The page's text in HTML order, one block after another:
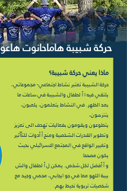
حركة شبيبة هاماحانوت
ماذا يعني حركة شبيبة؟
حركة الشبيبة تعتبر نشاط اجتماعي- مجموعاتي،
يلتقي فيه ا أ لطفال والشبيبةفي ساعات ما
بعد الظهر. في النشاط يتعلمون، يلعبون،
يتنزهون،
يتطوعون ويقومون بفعاليات تهدف الى تعزيز
وتطوير القدرات الشخصية ومنح أ أدوات للتأأثير
وتغيير الواقع في المجتمع الاسرائيلي بحيث
يكون مصححا
و أ أفضل لكل شخص. يمكن ل أ لطفال والش
بيبة اللهو معا في جو ايجابي، محمي وجيد مع
شخصيات تربوية تحيط بهم.